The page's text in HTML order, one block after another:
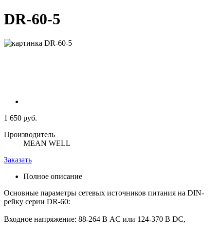
DR-60-5
1 650 руб.
Производитель
MEAN WELL
Заказать
Полное описание
Основные параметры сетевых источников питания на DIN-
рейку серии DR-60:
Входное напряжение: 88-264 В AC или 124-370 В DC,